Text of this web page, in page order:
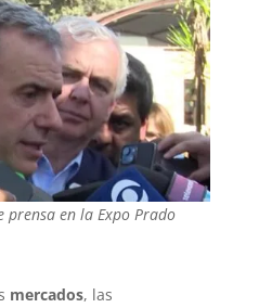
prensa en la Expo Prado
mercados, las